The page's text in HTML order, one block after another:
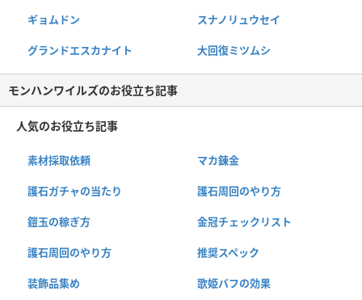
ギョムドン スナノリュウセイ
グランドエスカナイト 大回復ミツムシ
モンハンワイルズのお役立ち記事
人気のお役立ち記事
素材採取依頼 マカ錬金
護石ガチャの当たり 護石周回のやり方
鎧玉の稼ぎ方 金冠チェックリスト
護石周回のやり方 推奨スペック
装飾品集め 歌姫バフの効果